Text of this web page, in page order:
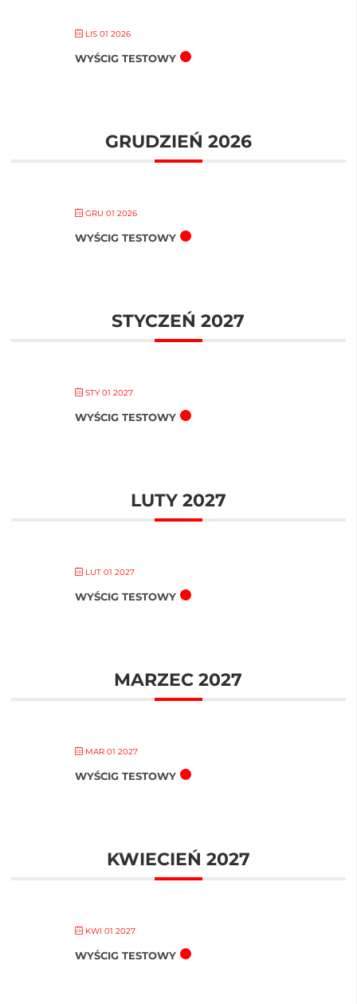
LIS 01 2026
WYŚCIG TESTOWY
GRUDZIEŃ 2026
GRU 01 2026
WYŚCIG TESTOWY
STYCZEŃ 2027
STY 01 2027
WYŚCIG TESTOWY
LUTY 2027
LUT 01 2027
WYŚCIG TESTOWY
MARZEC 2027
MAR 01 2027
WYŚCIG TESTOWY
KWIECIEŃ 2027
KWI 01 2027
WYŚCIG TESTOWY